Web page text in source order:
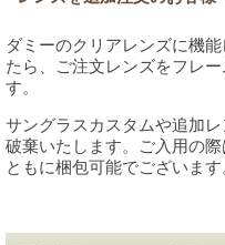
ダミーのクリアレンズに機
たら、ご注文レンズをフレ
す。
サングラスカスタムや追加
破棄いたします。ご入用の
ともに梱包可能でございます